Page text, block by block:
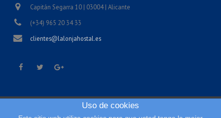
Capitán Segarra 10 | 03004 | Alicante
(+34) 965 20 34 33
clientes@lalonjahostal.es
Uso de cookies